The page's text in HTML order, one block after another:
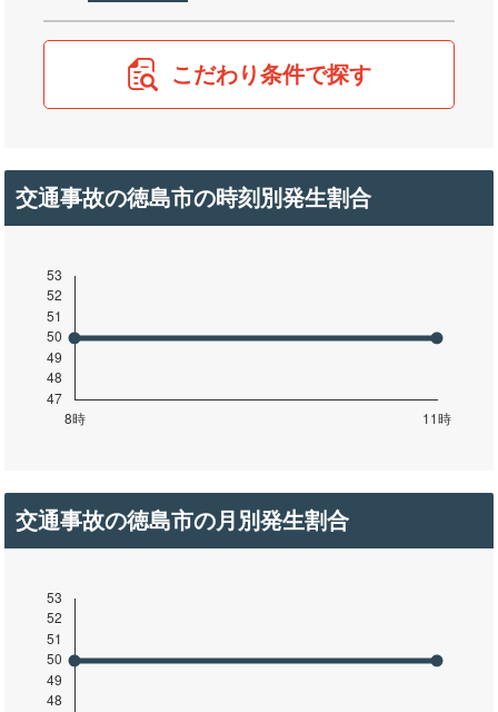
こだわり条件で探す
交通事故の徳島市の時刻別発生割合
交通事故の徳島市の月別発生割合